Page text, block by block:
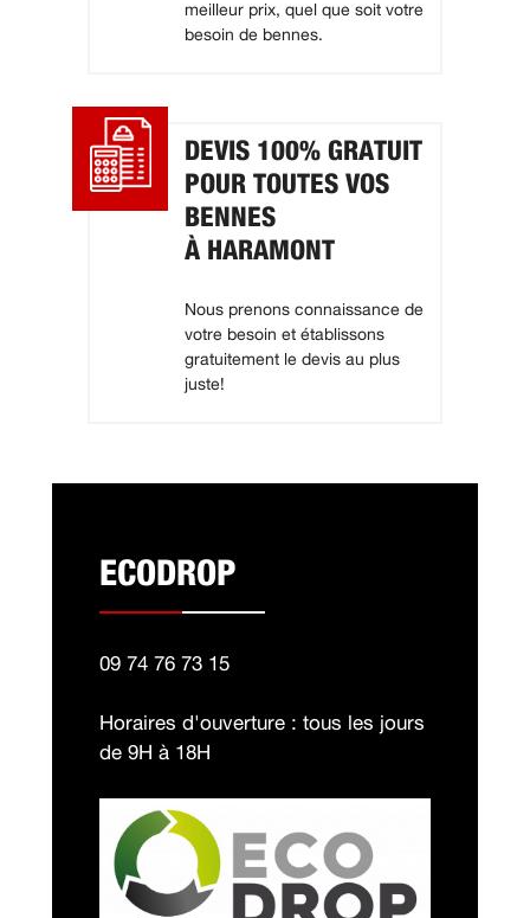
meilleur prix, quel que soit votre
besoin de bennes.
DEVIS 100% GRATUIT
POUR TOUTES VOS
BENNES
À HARAMONT
Nous prenons connaissance de
votre besoin et établissons
gratuitement le devis au plus
juste!
ECODROP
09 74 76 73 15
Horaires d'ouverture : tous les jours
de 9H à 18H